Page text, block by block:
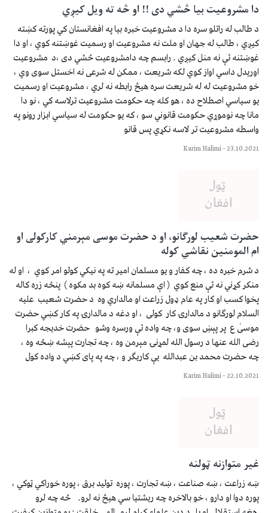
دا مشروعیت بیا څشي دی !! او څه ته ویل کیږي
د طالب له راتلو سره دا د مشروعیت خبره بیا په افغانستان کي پورته کښته
کیږي ، طالب له جهان او ملت نه مشروعیت او رسمیت غوښتنه کوي ، او دا
غوښتنه ئې نه منل کیږي . رابسم چه دامشروعیت څشي دی ،د مشروعیت
اوریدل داسي اواز کوي لکه شریعت ، ممکن له شرعی نه اخستل سوی وي ،
خو مشروعیت له له شریعت سره هیڅ رابطه نه لري ، مشروعیت او رسمیت
یو سیاسي اصطلاح ده ، هو كله چه حکومت مشروعیت ترلاسه کي ، نو دا
مانا چه نوموړي حکومت قانوني سو ، که یو حکومت له سیاسي ابزار رونو په
واسطه مشروعیت تر لاسه نکړي پس قانو
23.10.2021
–
Karim Halimi
حضرت شعیب لورګانو، او د حضرت موسی مېرمني کارکولی او
ام المومنین نقاشي کوله
د شرم خبره ده ، چه کفار و یو مسلمان امیر ته په نیکي کولو امر کوي ، او له
منکر کړني نه ئې منع کوي ( اې مسلمانه ښه کوه بد مکوه ) پنځه زره کاله
پخوا کسب او کار په عام ډول زراعت او مالداري وه د حضرت شعیب علیه
السلام لورګانو د مالدارۍ کار کولی ، او دغه د مالدارۍ په کار کښي حضرت
موسیٰ ع پر پېښ سوی و، چه واده ئې ورسره وشو حضرت خدیجه کبرا
رضی الله عنھا د رسول الله لمړنۍ مېرمن وه ، چه تجارت پېشه ښځه وه ،
چه حضرت محمد بن عبدالله يې کاریګر و ، چه په پای کښي د واده کول
22.10.2021
–
Karim Halimi
غیر متوازنه ټولنه
ښه زراعت ، ښه صناعت ، ښه تجارت ، پوره تولید برق ، پوره خوراکي ټوکي ،
پوره دوا او دارو ، خو بالاخره چه ریشتیا سي هیڅ نه لرو. څه چه لرو